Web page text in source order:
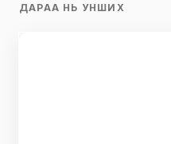
ДАРАА НЬ УНШИХ